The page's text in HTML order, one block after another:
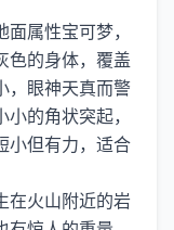
属性宝可梦，
色的身体，覆盖
，眼神天真而警
的角状突起，
小但有力，适合
在火山附近的岩